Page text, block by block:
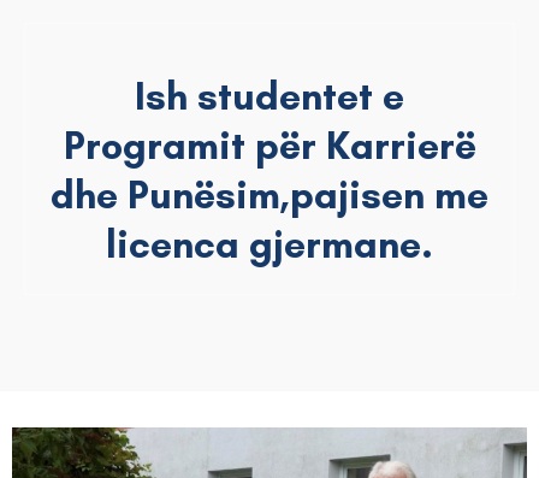
Ish studentet e
Programit për Karrierë
dhe Punësim,pajisen me
licenca gjermane.